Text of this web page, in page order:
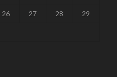
26 27 28 29